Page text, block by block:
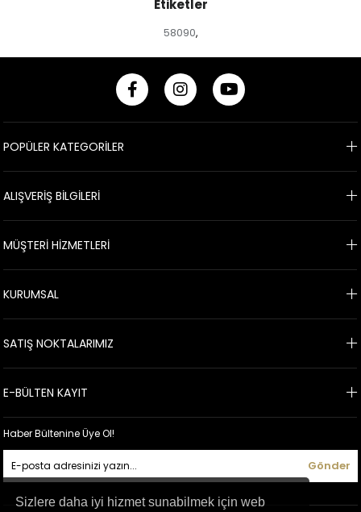
Sizlere daha iyi hizmet sunabilmek için web
Etiketler
58090,
POPÜLER KATEGORİLER
ALIŞVERİŞ BİLGİLERİ
MÜŞTERİ HİZMETLERİ
KURUMSAL
SATIŞ NOKTALARIMIZ
E-BÜLTEN KAYIT
Haber Bültenine Üye Ol!
Gönder